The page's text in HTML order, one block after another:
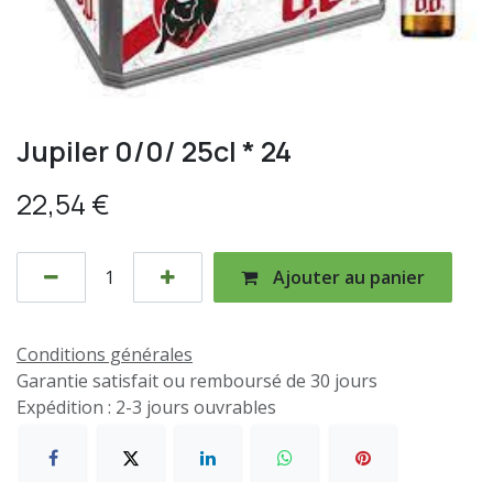
Jupiler 0/0/ 25cl * 24
22,54 €
Ajouter au panier
Conditions générales
Garantie satisfait ou remboursé de 30 jours
Expédition : 2-3 jours ouvrables